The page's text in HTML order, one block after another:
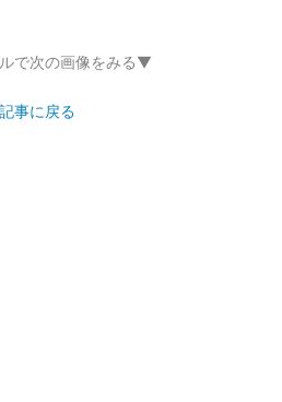
で次の画像をみる▼
記事に戻る